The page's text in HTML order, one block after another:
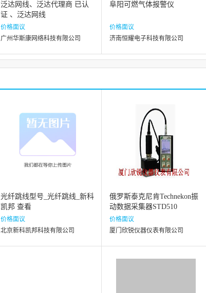
泛达网线、泛达代理商 已认
证 、泛达网线
价格面议
广州华斯康网络科技有限公司
阜阳可燃气体报警仪
价格面议
济南恒耀电子科技有限公司
光纤跳线型号_光纤跳线_新科
凯邦 查看
价格面议
北京新科凯邦科技有限公司
俄罗斯泰克尼肯Technekon振
动数据采集器STD510
价格面议
厦门欣锐仪器仪表有限公司